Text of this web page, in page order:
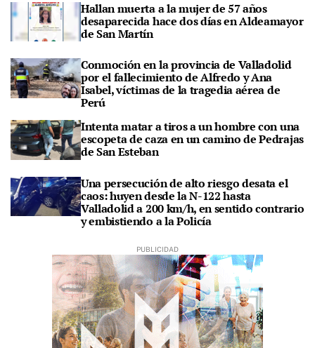
Hallan muerta a la mujer de 57 años
desaparecida hace dos días en Aldeamayor
de San Martín
Conmoción en la provincia de Valladolid
por el fallecimiento de Alfredo y Ana
Isabel, víctimas de la tragedia aérea de
Perú
Intenta matar a tiros a un hombre con una
escopeta de caza en un camino de Pedrajas
de San Esteban
Una persecución de alto riesgo desata el
caos: huyen desde la N-122 hasta
Valladolid a 200 km/h, en sentido contrario
y embistiendo a la Policía